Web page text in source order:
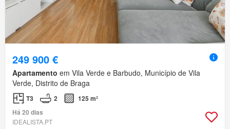
249 900 €
Apartamento em Vila Verde e Barbudo, Município de Vila
Verde, Distrito de Braga
T3 2
125 m²
Há 20 dias
IDEALISTA.PT